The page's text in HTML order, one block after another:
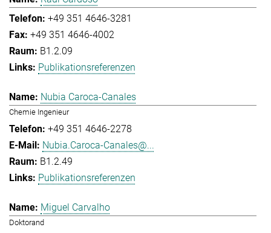
+49 351 4646-3281
+49 351 4646-4002
B1.2.09
Publikationsreferenzen
Nubia Caroca-Canales
Chemie Ingenieur
+49 351 4646-2278
Nubia.Caroca-Canales@...
B1.2.49
Publikationsreferenzen
Miguel Carvalho
Doktorand